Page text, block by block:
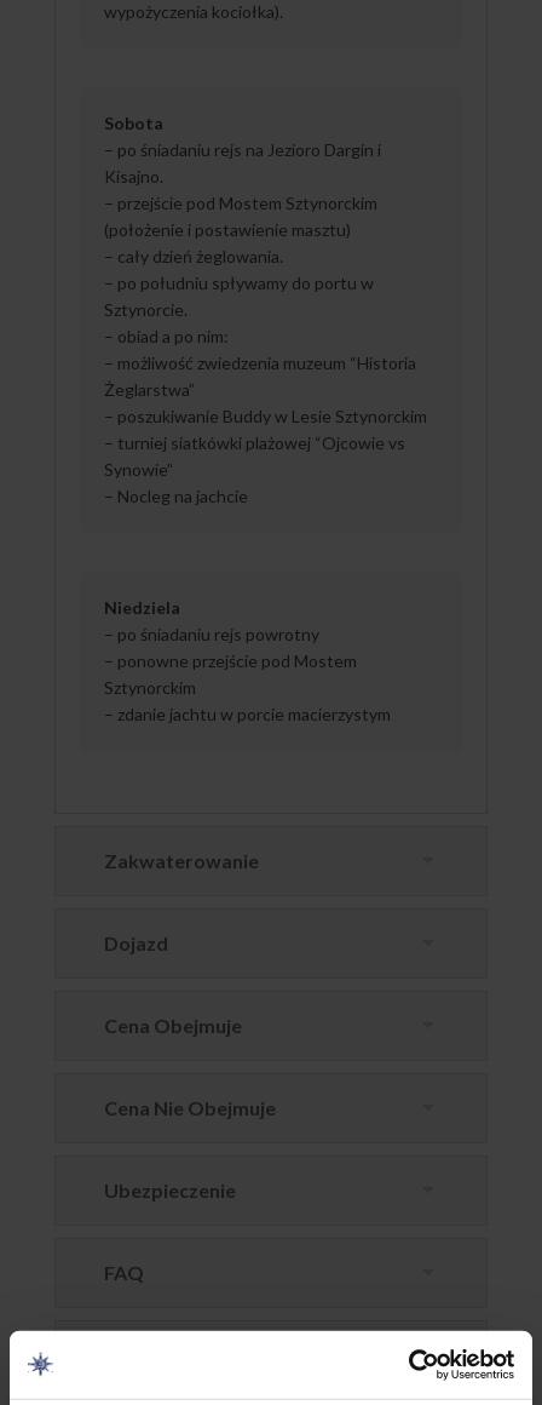
wypożyczenia kociołka).
Sobota
– po śniadaniu rejs na Jezioro Dargin i
Kisajno.
– przejście pod Mostem Sztynorckim
(położenie i postawienie masztu)
– cały dzień żeglowania.
– po południu spływamy do portu w
Sztynorcie.
– obiad a po nim:
– możliwość zwiedzenia muzeum “Historia
Żeglarstwa”
– poszukiwanie Buddy w Lesie Sztynorckim
– turniej siatkówki plażowej “Ojcowie vs
Synowie”
– Nocleg na jachcie
Niedziela
– po śniadaniu rejs powrotny
– ponowne przejście pod Mostem
Sztynorckim
– zdanie jachtu w porcie macierzystym
Zakwaterowanie
Dojazd
Cena Obejmuje
Cena Nie Obejmuje
Ubezpieczenie
FAQ